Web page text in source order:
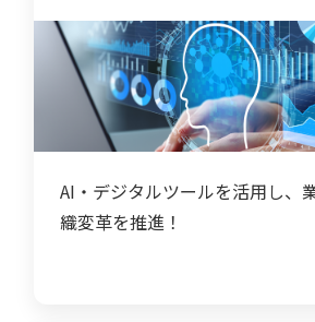
AI・デジタルツールを活用し、
織変革を推進！